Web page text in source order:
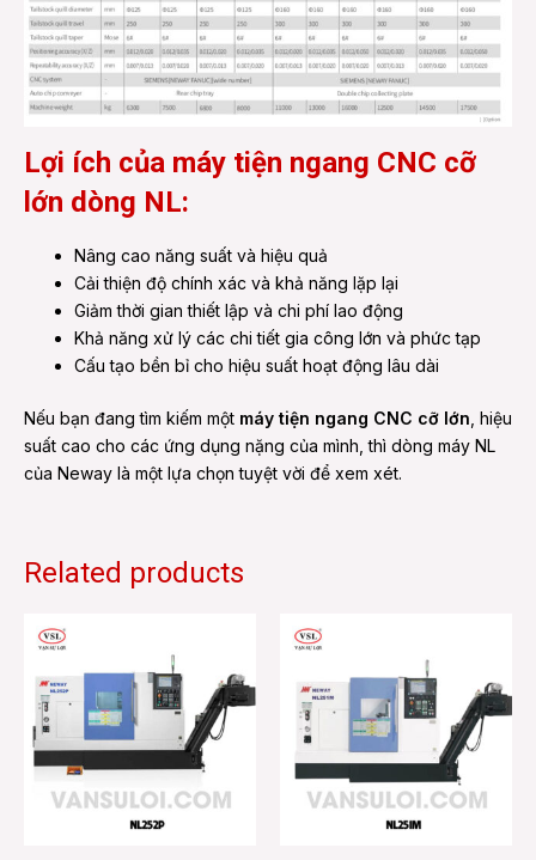
Lợi ích của máy tiện ngang CNC cỡ
lớn dòng NL:
Nâng cao năng suất và hiệu quả
Cải thiện độ chính xác và khả năng lặp lại
Giảm thời gian thiết lập và chi phí lao động
Khả năng xử lý các chi tiết gia công lớn và phức tạp
Cấu tạo bền bỉ cho hiệu suất hoạt động lâu dài
Nếu bạn đang tìm kiếm một máy tiện ngang CNC cỡ lớn, hiệu
suất cao cho các ứng dụng nặng của mình, thì dòng máy NL
của Neway là một lựa chọn tuyệt vời để xem xét.
Related products